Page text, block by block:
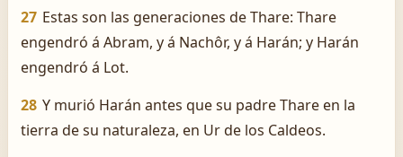
27 Estas son las generaciones de Thare: Thare
engendró á Abram, y á Nachôr, y á Harán; y Harán
engendró á Lot.
28 Y murió Harán antes que su padre Thare en la
tierra de su naturaleza, en Ur de los Caldeos.